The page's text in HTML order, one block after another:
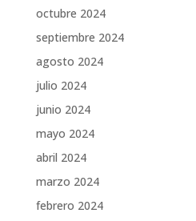
octubre 2024
septiembre 2024
agosto 2024
julio 2024
junio 2024
mayo 2024
abril 2024
marzo 2024
febrero 2024